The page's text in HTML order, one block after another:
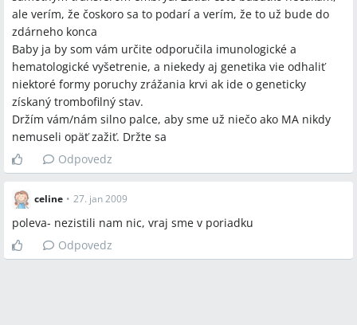
ale verím, že čoskoro sa to podarí a verím, že to už bude do
zdárneho konca
Baby ja by som vám určite odporučila imunologické a
hematologické vyšetrenie, a niekedy aj genetika vie odhaliť
niektoré formy poruchy zrážania krvi ak ide o geneticky
získaný trombofilný stav.
Držím vám/nám silno palce, aby sme už niečo ako MA nikdy
nemuseli opäť zažiť. Držte sa
Odpovedz
celine • 27. jan 2009
poleva- nezistili nam nic, vraj sme v poriadku
Odpovedz